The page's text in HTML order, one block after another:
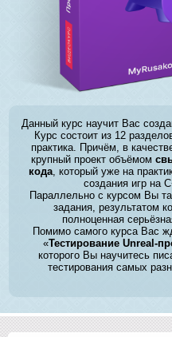
Данный курс научит Вас
Курс состоит из 12
практика. Причём, в
крупный проект объёмом
кода, который уже на
создания игр на
Параллельно с курсом Вы
задания, результатом
полноценная
Помимо самого курса Вас
«Тестирование Unreal-
которого Вы научитесь
тестирования самых